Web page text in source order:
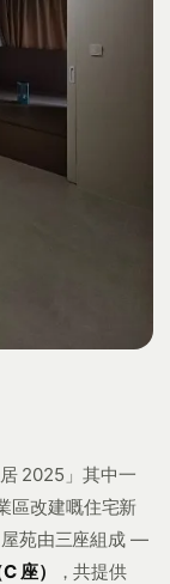
2025」其中一
區改建嘅住宅新
苑由三座組成 —
座）
，共提供